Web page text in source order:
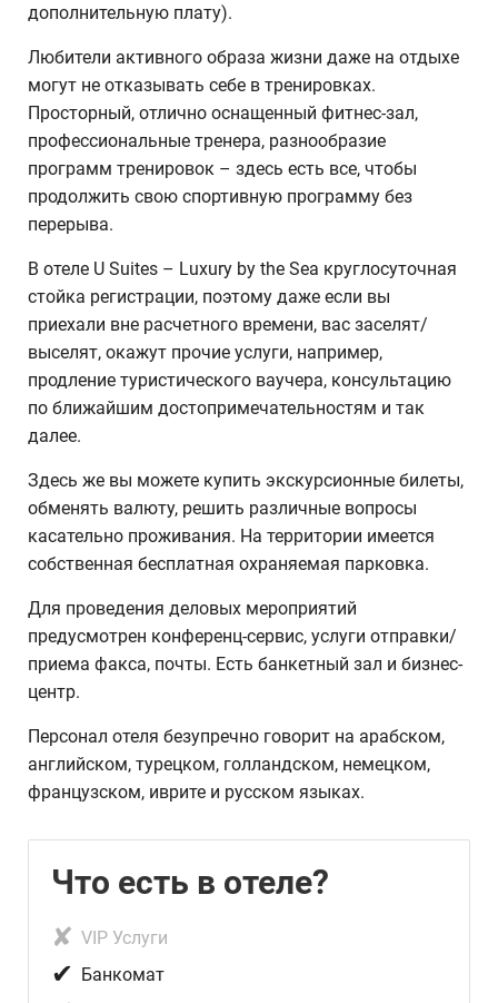
дополнительную плату).
Любители активного образа жизни даже на отдыхе
могут не отказывать себе в тренировках.
Просторный, отлично оснащенный фитнес-зал,
профессиональные тренера, разнообразие
программ тренировок – здесь есть все, чтобы
продолжить свою спортивную программу без
перерыва.
В отеле U Suites – Luxury by the Sea круглосуточная
стойка регистрации, поэтому даже если вы
приехали вне расчетного времени, вас заселят/
выселят, окажут прочие услуги, например,
продление туристического ваучера, консультацию
по ближайшим достопримечательностям и так
далее.
Здесь же вы можете купить экскурсионные билеты,
обменять валюту, решить различные вопросы
касательно проживания. На территории имеется
собственная бесплатная охраняемая парковка.
Для проведения деловых мероприятий
предусмотрен конференц-сервис, услуги отправки/
приема факса, почты. Есть банкетный зал и бизнес-
центр.
Персонал отеля безупречно говорит на арабском,
английском, турецком, голландском, немецком,
французском, иврите и русском языках.
Что есть в отеле?
✘ VIP Услуги
✔ Банкомат